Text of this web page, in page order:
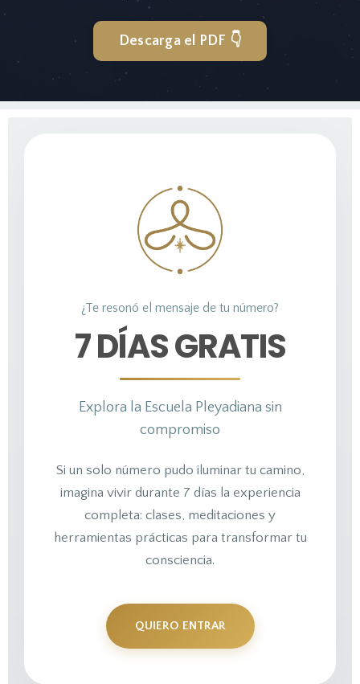
Descarga el PDF 👇
¿Te resonó el mensaje de tu número?
7 DÍAS GRATIS
Explora la Escuela Pleyadiana sin
compromiso
Si un solo número pudo iluminar tu camino,
imagina vivir durante 7 días la experiencia
completa: clases, meditaciones y
herramientas prácticas para transformar tu
consciencia.
QUIERO ENTRAR